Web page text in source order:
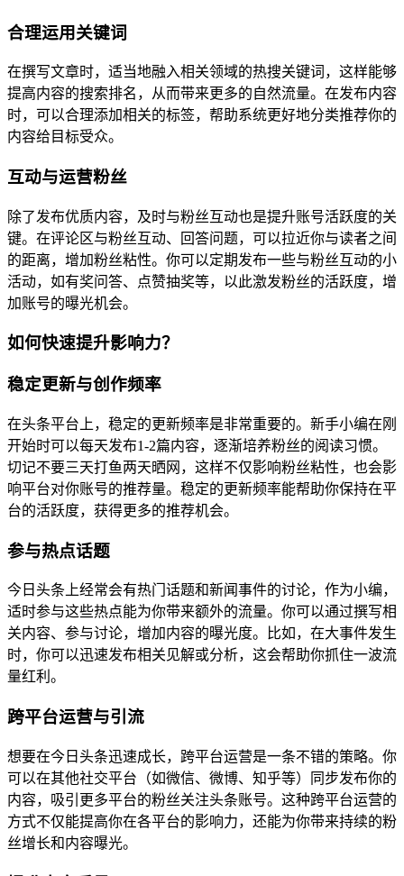
合理运用关键词
在撰写文章时，适当地融入相关领域的热搜关键词，这样能够
提高内容的搜索排名，从而带来更多的自然流量。在发布内容
时，可以合理添加相关的标签，帮助系统更好地分类推荐你的
内容给目标受众。
互动与运营粉丝
除了发布优质内容，及时与粉丝互动也是提升账号活跃度的关
键。在评论区与粉丝互动、回答问题，可以拉近你与读者之间
的距离，增加粉丝粘性。你可以定期发布一些与粉丝互动的小
活动，如有奖问答、点赞抽奖等，以此激发粉丝的活跃度，增
加账号的曝光机会。
如何快速提升影响力？
稳定更新与创作频率
在头条平台上，稳定的更新频率是非常重要的。新手小编在刚
开始时可以每天发布1-2篇内容，逐渐培养粉丝的阅读习惯。
切记不要三天打鱼两天晒网，这样不仅影响粉丝粘性，也会影
响平台对你账号的推荐量。稳定的更新频率能帮助你保持在平
台的活跃度，获得更多的推荐机会。
参与热点话题
今日头条上经常会有热门话题和新闻事件的讨论，作为小编，
适时参与这些热点能为你带来额外的流量。你可以通过撰写相
关内容、参与讨论，增加内容的曝光度。比如，在大事件发生
时，你可以迅速发布相关见解或分析，这会帮助你抓住一波流
量红利。
跨平台运营与引流
想要在今日头条迅速成长，跨平台运营是一条不错的策略。你
可以在其他社交平台（如微信、微博、知乎等）同步发布你的
内容，吸引更多平台的粉丝关注头条账号。这种跨平台运营的
方式不仅能提高你在各平台的影响力，还能为你带来持续的粉
丝增长和内容曝光。